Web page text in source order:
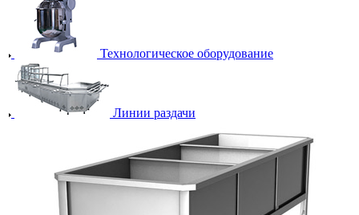
Технологическое оборудование
Линии раздачи